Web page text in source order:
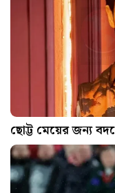
ছোট্ট মেয়ের জন্য